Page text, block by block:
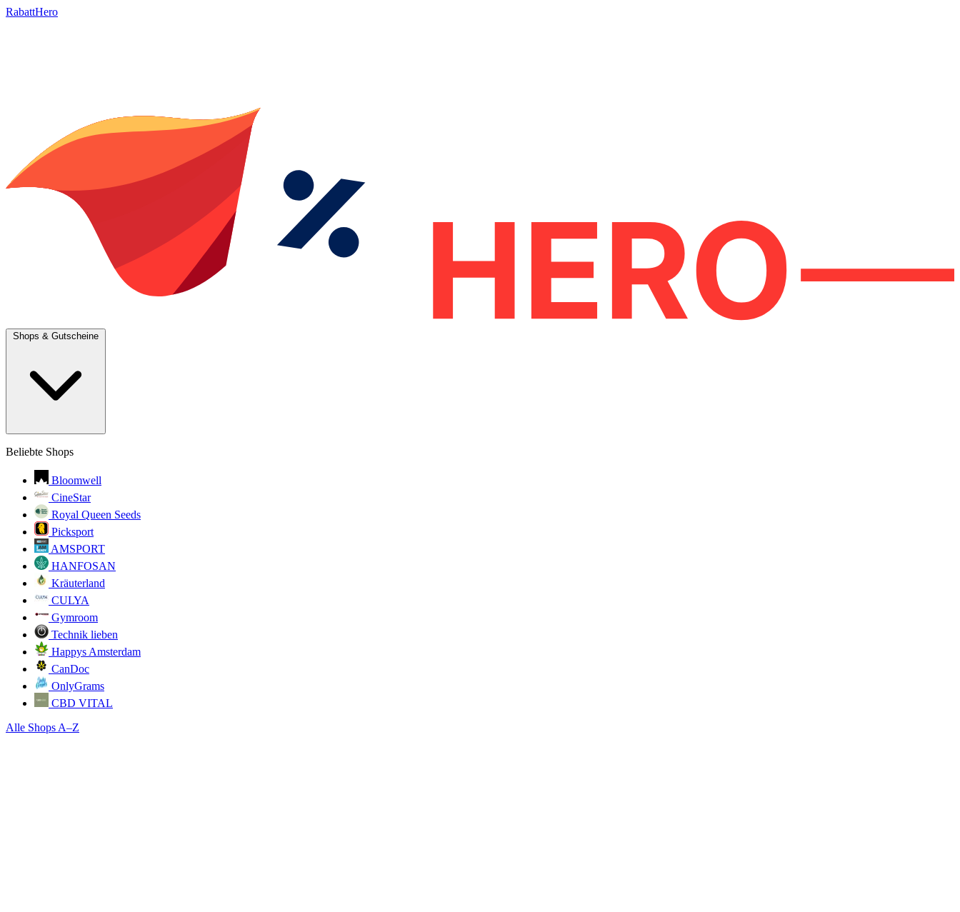
RabattHero
Beliebte Shops
Bloomwell
CineStar
Royal Queen Seeds
Picksport
AMSPORT
HANFOSAN
Kräuterland
CULYA
Gymroom
Technik lieben
Happys Amsterdam
CanDoc
OnlyGrams
CBD VITAL
Alle Shops A–Z